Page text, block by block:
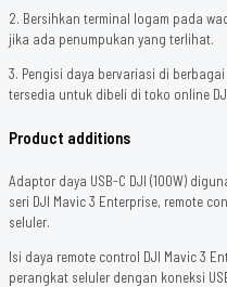
2. Bersihkan terminal logam pada
jika ada penumpukan yang terlihat.
3. Pengisi daya bervariasi di
tersedia untuk dibeli di toko online
Product additions
Adaptor daya USB-C DJI (100W)
seri DJI Mavic 3 Enterprise, remote
seluler.
Isi daya remote control DJI Mavic 3
perangkat seluler dengan koneksi